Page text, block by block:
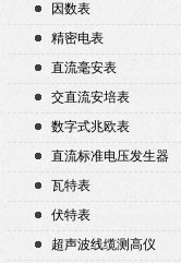
因数表
精密电表
直流毫安表
交直流安培表
数字式兆欧表
直流标准电压发生器
瓦特表
伏特表
超声波线缆测高仪